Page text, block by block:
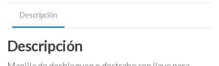
Para
Motor
De
Porton
Descripción
Descripción